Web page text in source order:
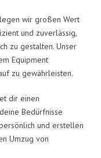
wir großen Wert
und zuverlässig,
zu gestalten. Unser
Equipment
zu gewährleisten.
dir einen
Bedürfnisse
und erstellen
Umzug von